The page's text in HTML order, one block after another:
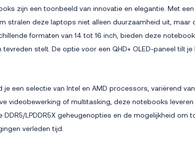
zijn een toonbeeld van innovatie en elegantie. Met
stralen deze laptops niet alleen duurzaamheid uit, maar
formaten van 14 tot 16 inch, bieden deze
stelt. De optie voor een QHD+ OLED-paneel tilt je
een selectie van Intel en AMD processors, variërend
videobewerking of multitasking, deze notebooks
DDR5/LPDDR5X geheugenopties en de mogelijkheid om
verleden tijd.